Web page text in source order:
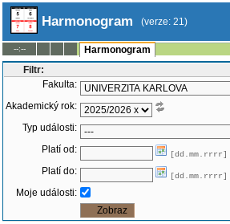
Harmonogram (verze: 21)
--:--
Harmonogram
Filtr:
Fakulta:
Akademický rok:
Typ události:
Platí od:
[dd.mm.rrrr]
Platí do: [dd.mm.rrrr]
Moje události: